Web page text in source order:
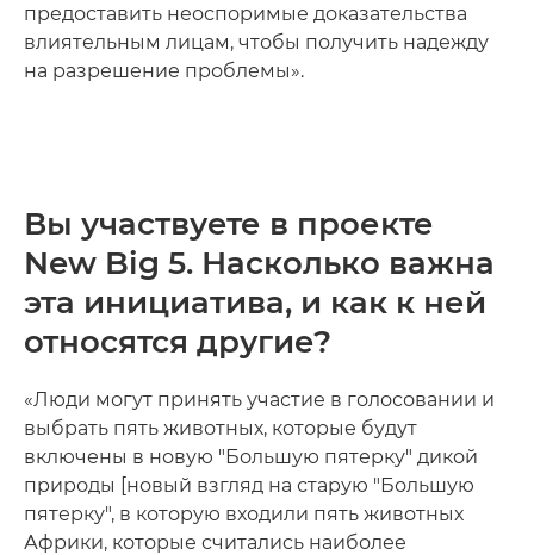
предоставить неоспоримые доказательства
влиятельным лицам, чтобы получить надежду
на разрешение проблемы».
Вы участвуете в проекте
New Big 5. Насколько важна
эта инициатива, и как к ней
относятся другие?
«Люди могут принять участие в голосовании и
выбрать пять животных, которые будут
включены в новую "Большую пятерку" дикой
природы [новый взгляд на старую "Большую
пятерку", в которую входили пять животных
Африки, которые считались наиболее